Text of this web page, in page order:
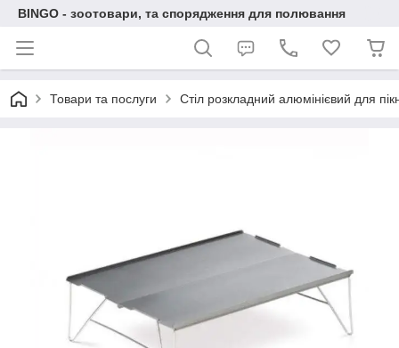
BINGO - зоотовари, та спорядження для полювання
Товари та послуги Стіл розкладний алюмінієвий для